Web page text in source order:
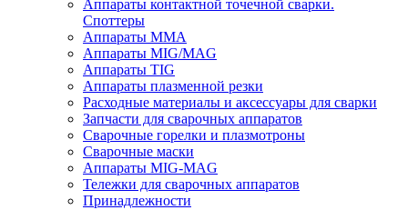
Аппараты контактной точечной сварки.
Споттеры
Аппараты MMA
Аппараты MIG/MAG
Аппараты TIG
Аппараты плазменной резки
Расходные материалы и аксессуары для сварки
Запчасти для сварочных аппаратов
Сварочные горелки и плазмотроны
Сварочные маски
Аппараты MIG-MAG
Тележки для сварочных аппаратов
Принадлежности